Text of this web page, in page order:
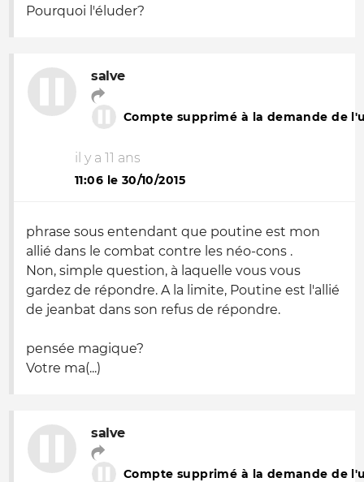
Pourquoi l'éluder?
salve
Compte supprimé à la demande de
il y a 11 ans
11:06 le 30/10/2015
phrase sous entendant que poutine est mon
allié dans le combat contre les néo-cons .
Non, simple question, à laquelle vous vous
gardez de répondre. A la limite, Poutine est l'allié
de jeanbat dans son refus de répondre.
pensée magique?
Votre ma(...)
salve
Compte supprimé à la demande de